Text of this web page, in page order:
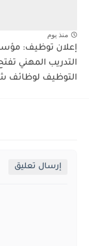
منذ يوم
إعلان توظيف:
التدريب المهني
التوظيف لوظائف
إرسال تعليق